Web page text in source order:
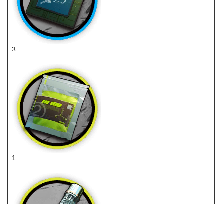
3
1